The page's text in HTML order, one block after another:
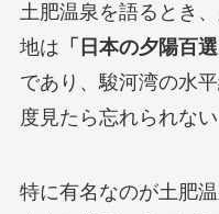
土肥温泉を語るとき
地は 「日本の夕陽百選
であり、駿河湾の水
度見たら忘れられない
特に有名なのが土肥